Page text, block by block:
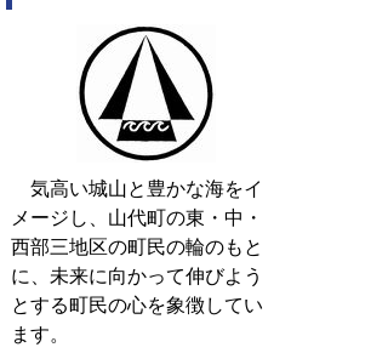
気高い城山と豊かな海をイ
メージし、山代町の東・中・
西部三地区の町民の輪のもと
に、未来に向かって伸びよう
とする町民の心を象徴してい
ます。